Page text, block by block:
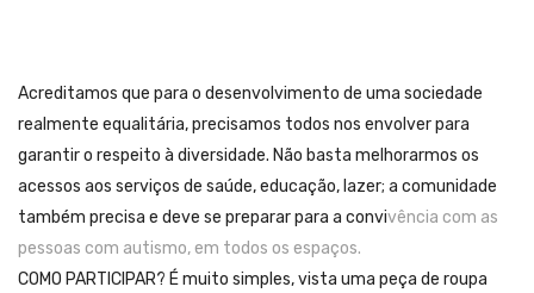
Acreditamos que para o desenvolvimento de uma sociedade
realmente equalitária, precisamos todos nos envolver para
garantir o respeito à diversidade. Não basta melhorarmos os
acessos aos serviços de saúde, educação, lazer; a comunidade
também precisa e deve se preparar para a convivência com as
pessoas com autismo, em todos os espaços.
COMO PARTICIPAR? É muito simples, vista uma peça de roupa